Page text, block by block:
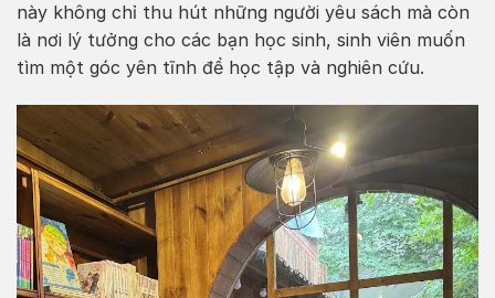
này không chỉ thu hút những người yêu sách mà còn
là nơi lý tưởng cho các bạn học sinh, sinh viên muốn
tìm một góc yên tĩnh để học tập và nghiên cứu.